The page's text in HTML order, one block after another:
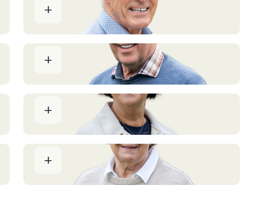
Niels Peder Christiansen
Landbrugskonsulent
Lars Bo Petersen
Landbrugskonsulent
Jette Voss
Eva Risager
Markedsføringskoordinator